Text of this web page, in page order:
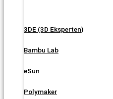
3DE (3D Eksperten)
Bambu Lab
eSun
Polymaker